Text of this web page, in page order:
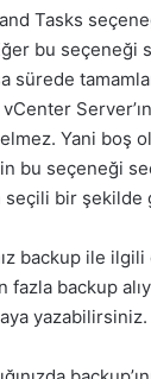
Tasks
bu seçeneği
sürede
Yani boş
bu seçeneği
seçili bir şekilde
backup ile
backup
yazabilirsiniz.